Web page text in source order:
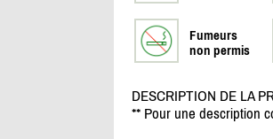
Fumeurs
non permis
DESCRIPTION DE LA
** Pour une description